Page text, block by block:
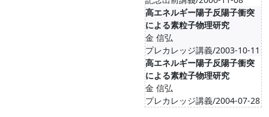
高エネルギー陽子反陽子衝突
による素粒子物理研究
金 信弘
プレカレッジ講義/2003-10-11
高エネルギー陽子反陽子衝突
による素粒子物理研究
金 信弘
プレカレッジ講義/2004-07-28